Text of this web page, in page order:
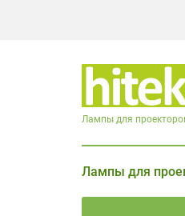
Лампы для
Лампы для